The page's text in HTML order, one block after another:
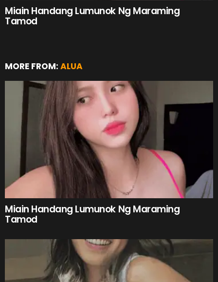
Miain Handang Lumunok Ng Maraming
Tamod
MORE FROM: ALUA
Miain Handang Lumunok Ng Maraming
Tamod